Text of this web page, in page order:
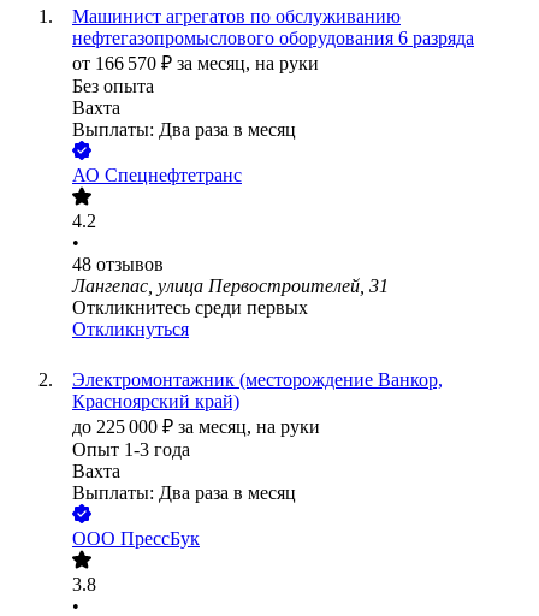
Машинист агрегатов по обслуживанию
нефтегазопромыслового оборудования 6 разряда
от 166 570 ₽ за месяц, на руки
Без опыта
Вахта
Выплаты: Два раза в месяц
АО Спецнефтетранс
4.2
•
48 отзывов
Лангепас, улица Первостроителей, 31
Откликнитесь среди первых
Откликнуться
Электромонтажник (месторождение Ванкор,
Красноярский край)
до 225 000 ₽ за месяц, на руки
Опыт 1-3 года
Вахта
Выплаты: Два раза в месяц
ООО ПрессБук
3.8
•